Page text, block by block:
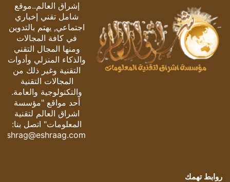
إشراق العالم..موقع
شامل تقني إخباري
اجتماعي, يهتم بالتدوين
في كافة المجالات
ومنها المجال التقني
والذكاء المنزلي وأدوات
التقنية وغير ذلك من
المجالات التقنية
والتكنولوجية والعامة.
أحد مواقع "مؤسسة
اشراق العالم لتقنية
المعلومات" اتصل بنا:
eshrag@eshraag.com
روابط تهمك